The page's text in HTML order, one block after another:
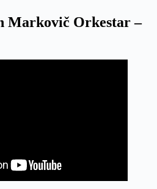
Markovič Orkestar –